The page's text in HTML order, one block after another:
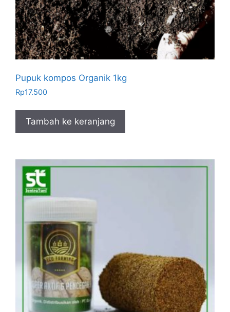
Pupuk kompos Organik 1kg
Rp17.500
Tambah ke keranjang